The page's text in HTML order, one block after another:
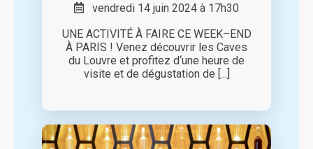
vendredi 14 juin 2024 à 17h30
UNE ACTIVITÉ À FAIRE CE WEEK–END
À PARIS ! Venez découvrir les Caves
du Louvre et profitez d‘une heure de
visite et de dégustation de [...]